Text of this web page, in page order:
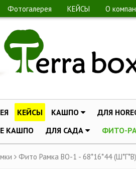
Фотогалерея КЕЙСЫ О
КЕЙСЫ КАШПО ДЛЯ
КАШПО
ДЛЯ САДА ФИТО-
Фито Рамка ВО-1 - 68*16*44 (Ш*Г*В)